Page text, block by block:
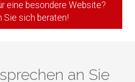
eine besondere Website?
Sie sich beraten!
an Sie